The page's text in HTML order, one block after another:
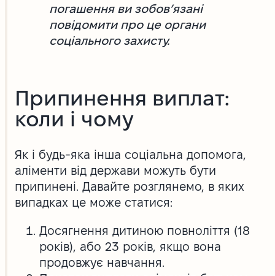
погашення ви зобов’язані
повідомити про це органи
соціального захисту.
Припинення виплат:
коли і чому
Як і будь-яка інша соціальна допомога,
аліменти від держави можуть бути
припинені. Давайте розглянемо, в яких
випадках це може статися:
Досягнення дитиною повноліття (18
років), або 23 років, якщо вона
продовжує навчання.